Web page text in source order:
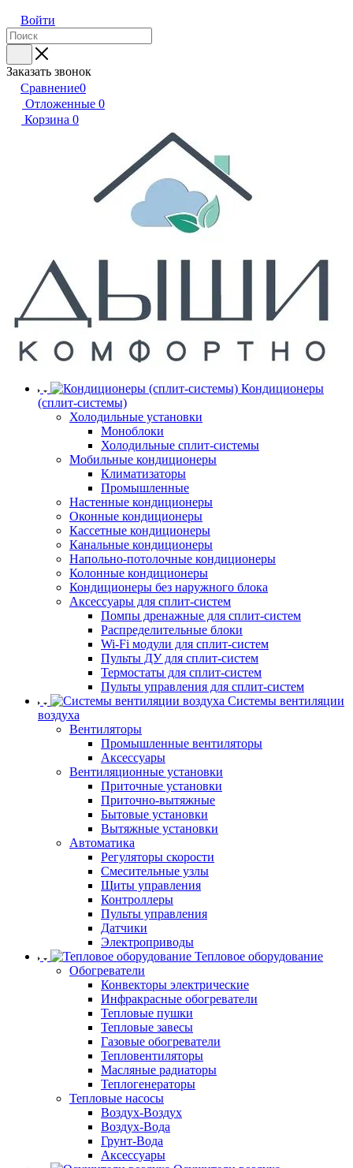
Войти
Заказать звонок
Сравнение0
Отложенные 0
Корзина 0
Кондиционеры
(сплит-системы)
Холодильные установки
Моноблоки
Холодильные сплит-системы
Мобильные кондиционеры
Климатизаторы
Промышленные
Настенные кондиционеры
Оконные кондиционеры
Кассетные кондиционеры
Канальные кондиционеры
Напольно-потолочные кондиционеры
Колонные кондиционеры
Кондиционеры без наружного блока
Аксессуары для сплит-систем
Помпы дренажные для сплит-систем
Распределительные блоки
Wi-Fi модули для сплит-систем
Пульты ДУ для сплит-систем
Термостаты для сплит-систем
Пульты управления для сплит-систем
Системы вентиляции
воздуха
Вентиляторы
Промышленные вентиляторы
Аксессуары
Вентиляционные установки
Приточные установки
Приточно-вытяжные
Бытовые установки
Вытяжные установки
Автоматика
Регуляторы скорости
Смесительные узлы
Щиты управления
Контроллеры
Пульты управления
Датчики
Электроприводы
Тепловое оборудование
Обогреватели
Конвекторы электрические
Инфракрасные обогреватели
Тепловые пушки
Тепловые завесы
Газовые обогреватели
Тепловентиляторы
Масляные радиаторы
Теплогенераторы
Тепловые насосы
Воздух-Воздух
Воздух-Вода
Грунт-Вода
Аксессуары